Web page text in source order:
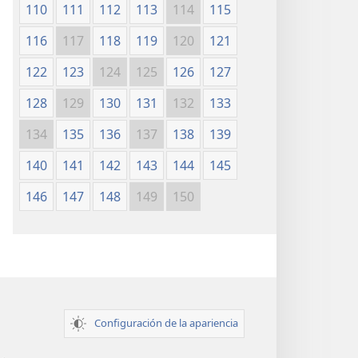
110
111 112 113 114
115
116
117 118 119 120
121
122
123 124 125 126
127
128
129 130 131 132
133
134
135 136 137 138
139
140
141 142 143 144
145
146
147 148 149 150
Configuración de la apariencia